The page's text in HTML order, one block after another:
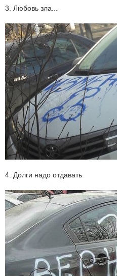
3. Любовь зла...
4. Долги надо отдавать